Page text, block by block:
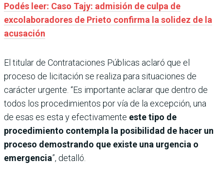
Podés leer: Caso Tajy: admisión de culpa de
excolaboradores de Prieto confirma la solidez de la
acusación
El titular de Contrataciones Públicas aclaró que el
proceso de licitación se realiza para situaciones de
carácter urgente. “Es importante aclarar que dentro de
todos los procedimientos por vía de la excepción, una
de esas es esta y efectivamente este tipo de
procedimiento contempla la posibilidad de hacer un
proceso demostrando que existe una urgencia o
emergencia”, detalló.